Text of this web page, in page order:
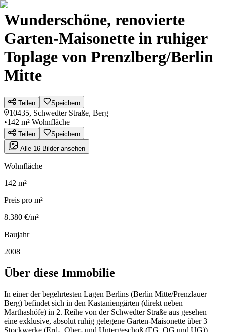
Wunderschöne, renovierte
Garten-Maisonette in ruhiger
Toplage von Prenzlberg/Berlin
Mitte
Teilen Speichern
10435, Schwedter Straße, Berg
•142 m² Wohnfläche
Teilen
Speichern
Alle 16 Bilder ansehen
Wohnfläche
142 m²
Preis pro m²
8.380 €/m²
Baujahr
2008
Über diese Immobilie
In einer der begehrtesten Lagen Berlins (Berlin Mitte/Prenzlauer
Berg) befindet sich in den Kastaniengärten (direkt neben
Marthashöfe) in 2. Reihe von der Schwedter Straße aus gesehen
eine exklusive, absolut ruhig gelegene Garten-Maisonette über 3
Stockwerke (Erd-, Ober- und Untergeschoß (EG, OG und UG)).